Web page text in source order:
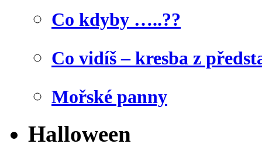
Co kdyby …..??
Co vidíš – kresba z
Mořské panny
Halloween